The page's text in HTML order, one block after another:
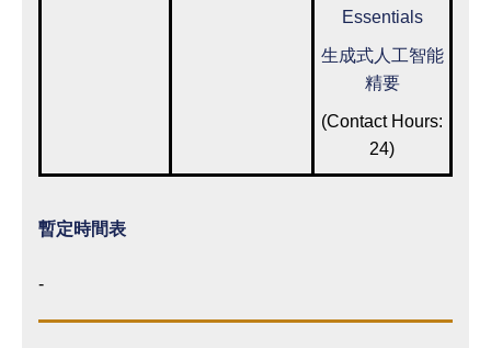
Essentials
生成式人工智能
精要
(Contact Hours:
24)
暫定時間表
-